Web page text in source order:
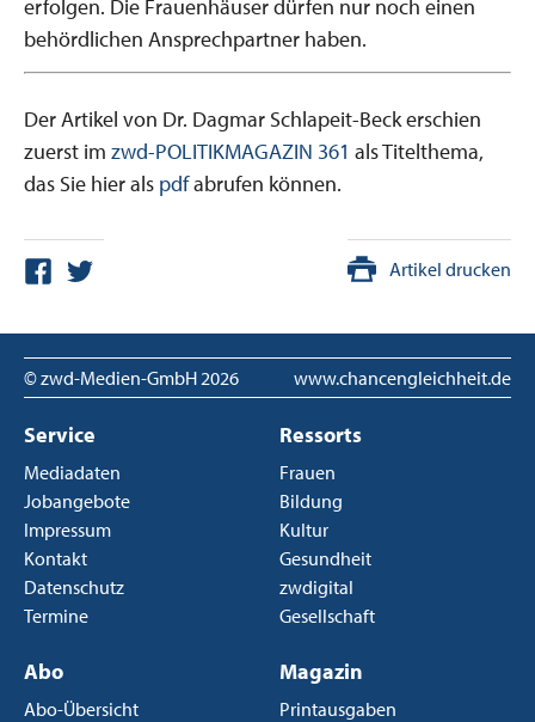
erfolgen. Die Frauenhäuser dürfen nur noch einen
behördlichen Ansprechpartner haben.
Der Artikel von Dr. Dagmar Schlapeit-Beck erschien
zuerst im zwd-POLITIKMAGAZIN 361 als Titelthema,
das Sie hier als pdfabrufen können.
Artikel drucken
© zwd-Medien-GmbH 2026 www.chancengleichheit.de
Service
Mediadaten
Jobangebote
Impressum
Kontakt
Datenschutz
Termine
Ressorts
Frauen
Bildung
Kultur
Gesundheit
zwdigital
Gesellschaft
Abo
Abo-Übersicht
Magazin
Printausgaben